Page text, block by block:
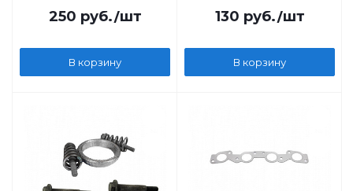
250 руб./шт
В корзину
130 руб./шт
В корзину